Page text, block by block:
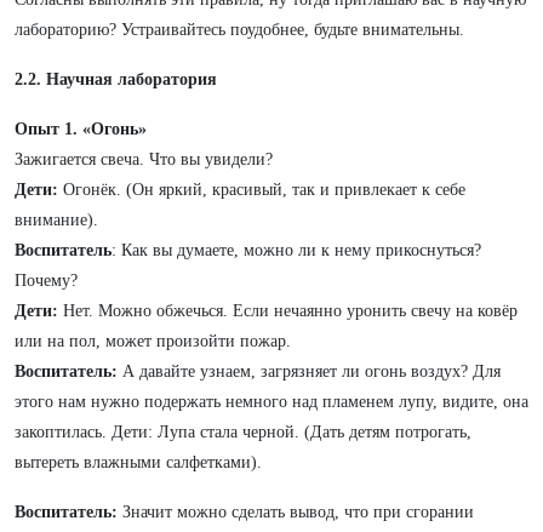
лабораторию? Устраивайтесь поудобнее, будьте внимательны.
2.2. Научная лаборатория
Опыт 1. «Огонь»
Зажигается свеча. Что вы увидели?
Дети: Огонёк. (Он яркий, красивый, так и привлекает к себе
внимание).
Воспитатель: Как вы думаете, можно ли к нему прикоснуться?
Почему?
Дети: Нет. Можно обжечься. Если нечаянно уронить свечу на ковёр
или на пол, может произойти пожар.
Воспитатель: А давайте узнаем, загрязняет ли огонь воздух? Для
этого нам нужно подержать немного над пламенем лупу, видите, она
закоптилась. Дети: Лупа стала черной. (Дать детям потрогать,
вытереть влажными салфетками).
Воспитатель: Значит можно сделать вывод, что при сгорании